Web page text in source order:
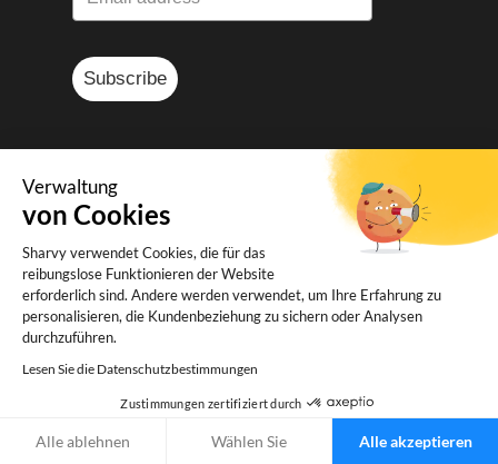
Verwaltung
von Cookies
Sharvy verwendet Cookies, die für das
reibungslose Funktionieren der Website
erforderlich sind. Andere werden verwendet, um Ihre Erfahrung zu
personalisieren, die Kundenbeziehung zu sichern oder Analysen
durchzuführen.
Lesen Sie die Datenschutzbestimmungen
Zustimmungen zertifiziert durch
Alle ablehnen Wählen Sie Alle akzeptieren
Subscribe
Rechtliche Informationen
Personenbezogener Daten-Allgemeine
Geschäftsbedingungen